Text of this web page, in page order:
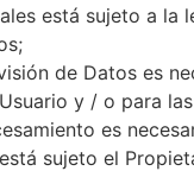
está sujeto a la
de Datos es
y / o para
es
sujeto el